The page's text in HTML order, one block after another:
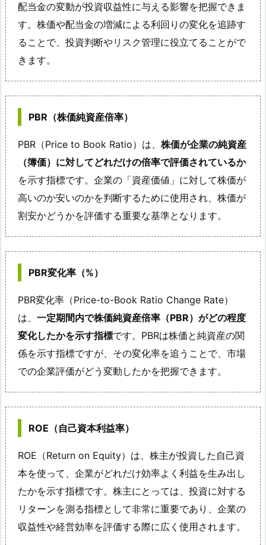
配当金の変動が投資収益性に与える影響を把握できま
す。株価や配当金の増減による利回りの変化を追跡す
ることで、投資判断やリスク管理に役立てることがで
きます。
PBR（株価純資産倍率）
PBR（Price to Book Ratio）は、 株価が企業の純資産
（簿価）に対してどれだけの倍率で評価されているか
を示す指標です。企業の「資産価値」に対して株価が
高いのか安いのかを判断するために使用され、株価が
割安かどうかを評価する重要な基準となります。
PBR変化率（%）
PBR変化率（Price-to-Book Ratio Change Rate）
は、 一定期間内で株価純資産倍率（PBR）がどの程度
変化したかを示す指標です。PBRは株価と純資産の関
係を示す指標ですが、その変化率を追うことで、市場
での企業評価がどう変動したかを把握できます。
ROE（自己資本利益率）
ROE（Return on Equity）は、株主が投資した自己資
本を使って、企業がどれだけ効率よく利益を生み出し
たかを示す指標です。株主にとっては、投資に対する
リターンを測る指標として非常に重要であり、企業の
収益性や経営効率を評価する際に広く使用されます。